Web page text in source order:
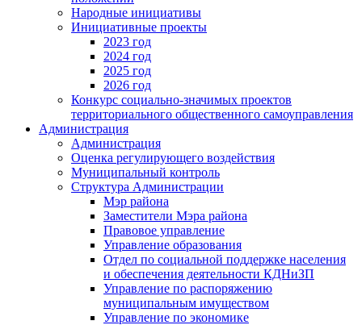
Народные инициативы
Инициативные проекты
2023 год
2024 год
2025 год
2026 год
Конкурс социально-значимых проектов
территориального общественного самоуправления
Администрация
Администрация
Оценка регулирующего воздействия
Муниципальный контроль
Структура Администрации
Мэр района
Заместители Мэра района
Правовое управление
Управление образования
Отдел по социальной поддержке населения
и обеспечения деятельности КДНиЗП
Управление по распоряжению
муниципальным имуществом
Управление по экономике